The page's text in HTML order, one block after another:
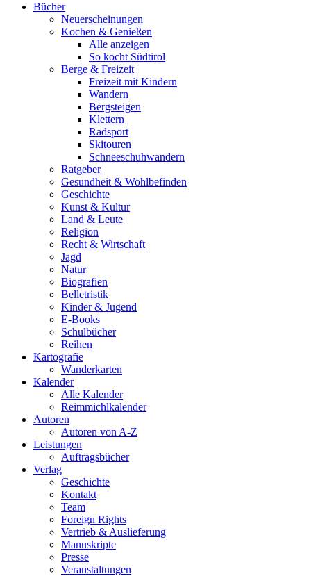
Bücher
Neuerscheinungen
Kochen & Genießen
Alle anzeigen
So kocht Südtirol
Berge & Freizeit
Freizeit mit Kindern
Wandern
Bergsteigen
Klettern
Radsport
Skitouren
Schneeschuhwandern
Ratgeber
Gesundheit & Wohlbefinden
Geschichte
Kunst & Kultur
Land & Leute
Religion
Recht & Wirtschaft
Jagd
Natur
Biografien
Belletristik
Kinder & Jugend
E-Books
Schulbücher
Reihen
Kartografie
Wanderkarten
Kalender
Alle Kalender
Reimmichlkalender
Autoren
Autoren von A-Z
Leistungen
Auftragsbücher
Verlag
Geschichte
Kontakt
Team
Foreign Rights
Vertrieb & Auslieferung
Manuskripte
Presse
Veranstaltungen